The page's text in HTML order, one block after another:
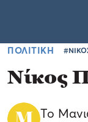
ΠΟΛΙΤΙΚΗ
Νίκος
Το